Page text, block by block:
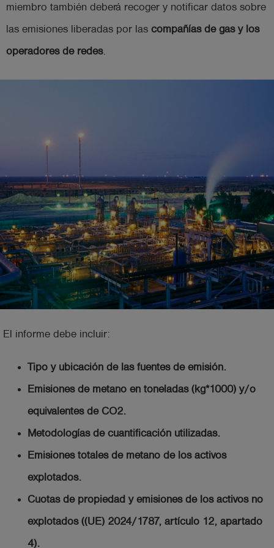
miembro también deberá recoger y notificar datos sobre
las emisiones liberadas por las compañías de gas y los
operadores de redes.
El informe debe incluir:
Tipo y ubicación de las fuentes de emisión.
Emisiones de metano en toneladas (kg*1000) y/o
equivalentes de CO2.
Metodologías de cuantificación utilizadas.
Emisiones totales de metano de los activos
explotados.
Cuotas de propiedad y emisiones de los activos no
explotados ((UE) 2024/1787, artículo 12, apartado
4).